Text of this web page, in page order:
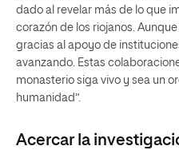
dado al revelar más de lo que
corazón de los riojanos.
gracias al apoyo de
avanzando. Estas
monasterio siga vivo y sea un
humanidad”.
Acercar la